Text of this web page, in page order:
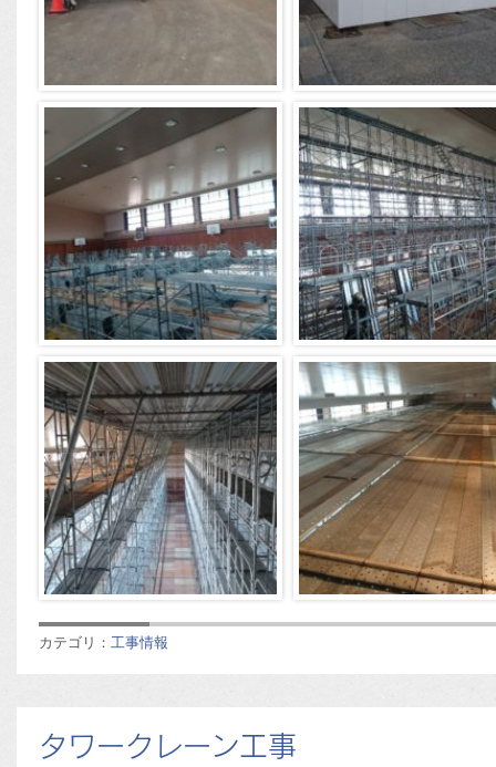
カテゴリ： 工事情報
タワークレーン工事